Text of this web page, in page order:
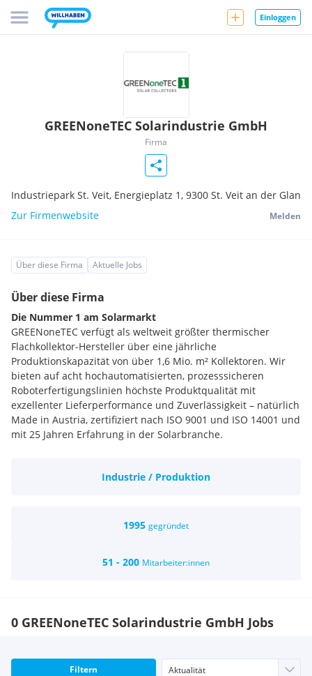
Einloggen
GREENoneTEC Solarindustrie GmbH
Firma
Industriepark St. Veit, Energieplatz 1, 9300 St. Veit an der Glan
Zur Firmenwebsite
Melden
Über diese Firma Aktuelle Jobs
Über diese Firma
Die Nummer 1 am Solarmarkt
GREENoneTEC verfügt als weltweit größter thermischer
Flachkollektor-Hersteller über eine jährliche
Produktionskapazität von über 1,6 Mio. m² Kollektoren. Wir
bieten auf acht hochautomatisierten, prozesssicheren
Roboterfertigungslinien höchste Produktqualität mit
exzellenter Lieferperformance und Zuverlässigkeit – natürlich
Made in Austria, zertifiziert nach ISO 9001 und ISO 14001 und
mit 25 Jahren Erfahrung in der Solarbranche.
Hersteller in der Solarthermie-Branche. Diese Maxime hat
wir für viele Branchen und Bereiche der erste
Industrie mit hochinnovativen Systemen und
Großhandel und Gewerbe. Unsere industrielle
Ressourcenschonung und Kosteneffizienz ausgerichtet. Wir
Industrie / Produktion
1995 gegründet
51 - 200 Mitarbeiter:innen
0 GREENoneTEC Solarindustrie GmbH Jobs
Filtern